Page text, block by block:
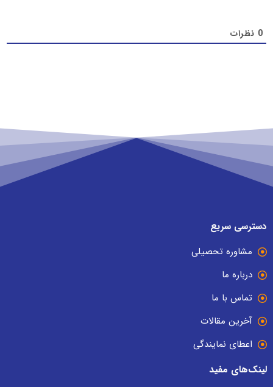
0 نظرات
دسترسی سریع
مشاوره تحصیلی
درباره ما
تماس با ما
آخرین مقالات
اعطای نمایندگی
لینک‌های مفید